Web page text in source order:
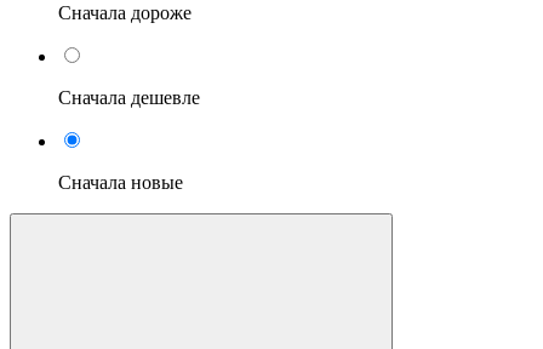
Сначала дороже
Сначала дешевле
Сначала новые